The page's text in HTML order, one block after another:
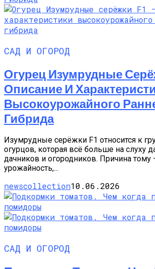
САД И ОГОРОД
Огурец Изумрудные
Описание И
Высокоурожайного
Гибрида
Изумрудные серёжки F1 относится к
огурцов, которая всё больше на слуху
дачников и огородников. Причина тому
урожайность,...
newscollection10.06.2026
САД И ОГОРОД